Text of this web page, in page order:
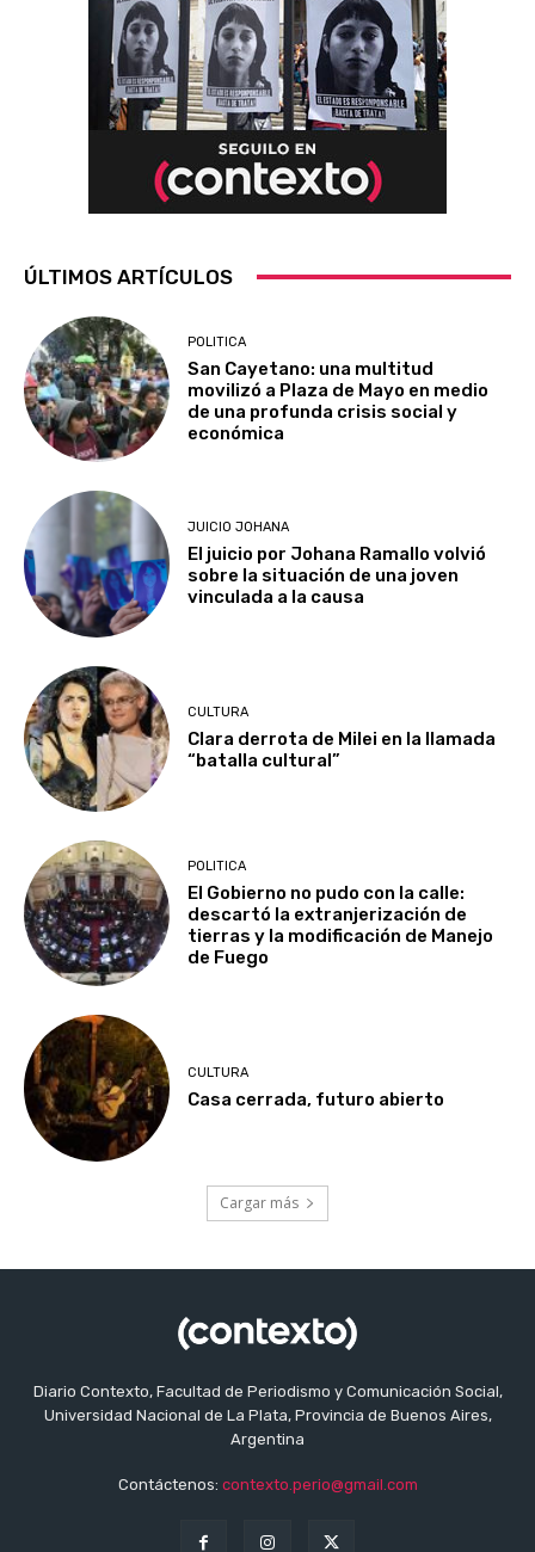
ÚLTIMOS ARTÍCULOS
POLITICA
San Cayetano: una multitud
movilizó a Plaza de Mayo en medio
de una profunda crisis social y
económica
JUICIO JOHANA
El juicio por Johana Ramallo volvió
sobre la situación de una joven
vinculada a la causa
CULTURA
Clara derrota de Milei en la llamada
“batalla cultural”
POLITICA
El Gobierno no pudo con la calle:
descartó la extranjerización de
tierras y la modificación de Manejo
de Fuego
CULTURA
Casa cerrada, futuro abierto
Cargar más
Diario Contexto, Facultad de Periodismo y Comunicación Social,
Universidad Nacional de La Plata, Provincia de Buenos Aires,
Argentina
Contáctenos: contexto.perio@gmail.com